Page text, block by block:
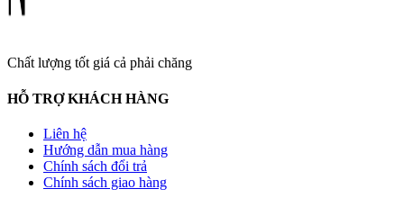
Chất lượng tốt giá cả phải chăng
HỖ TRỢ KHÁCH HÀNG
Liên hệ
Hướng dẫn mua hàng
Chính sách đổi trả
Chính sách giao hàng